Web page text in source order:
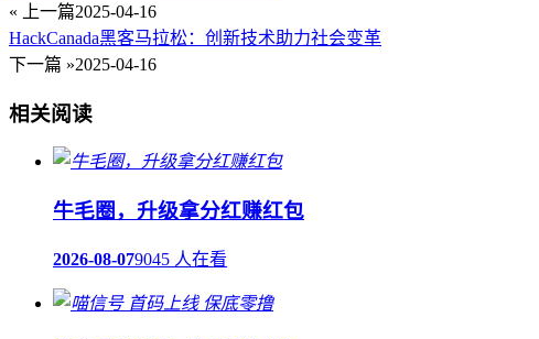
« 上一篇2025-04-16
HackCanada黑客马拉松：创新技术助力社会变革
下一篇 »2025-04-16
相关阅读
牛毛圈，升级拿分红赚红包
2026-08-079045 人在看